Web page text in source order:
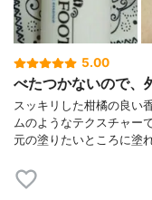
5.00
べたつかないので、
スッキリした柑橘の良い
ムのようなテクスチャー
元の塗りたいところに塗